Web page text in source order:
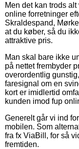
Men det kan trods
online forretninger
Skraldespand,
at du køber, så du
attraktive pris.
Man skal bare ikke
på nettet frembyder
overordentlig
faresignal om en
kort er imidlertid
kunden imod fup
Generelt går vi ind
mobilen. Som
fra fx ViaBill, for så
fremtiden.